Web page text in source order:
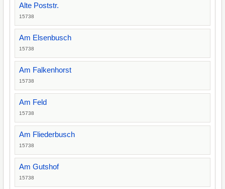
Alte Poststr.
15738
Am Elsenbusch
15738
Am Falkenhorst
15738
Am Feld
15738
Am Fliederbusch
15738
Am Gutshof
15738